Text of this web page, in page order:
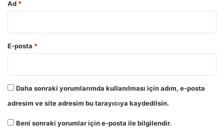
Ad *
E-posta *
Daha sonraki yorumlarımda kullanılması için adım, e-posta
adresim ve site adresim bu tarayıcıya kaydedilsin.
Beni sonraki yorumlar için e-posta ile bilgilendir.